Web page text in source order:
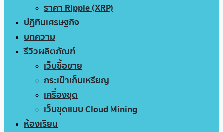
ราคา Ripple (XRP)
ปฏิทินเศรษฐกิจ
บทความ
รีวิวผลิตภัณฑ์
เว็บซื้อขาย
กระเป๋าเก็บเหรียญ
เครื่องขุด
เว็บขุดแบบ Cloud Mining
ห้องเรียน